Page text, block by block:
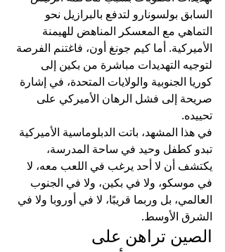
السابق بولسونارو لتدفع بالبرازيل نحو
التماهي مع المعسكر المناهض للهيمنة
الأميركية. أما كيم جونغ أون، فاغتنم الفرصة
لتوجيه التهديدات مباشرة من بكين إلى
كوريا الجنوبية والولايات المتحدة، في إشارة
صريحة إلى فشل الرهان الأميركي على
تحييده.
في هذا المشهد، باتت الدبلوماسية الأميركية
تبدو كطفل وحيد في ساحة المدرسة،
يكتشف أن لا أحد يرغب في اللعب معه، لا
في موسكو، ولا في بكين، ولا في الجنوب
العالمي، بل وربما قريبًا، لا في أوروبا ولا في
الشرق الأوسط.
الصين تراهن على